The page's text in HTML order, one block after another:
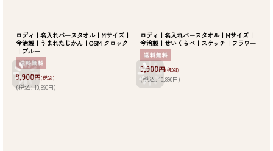
ロディ｜名入れバースタオル｜Mサイズ｜
今治製｜うまれたじかん｜OSM クロック
｜ブルー
9,900円(税別)
(税込: 10,890円)
ロディ｜名入れバースタオル｜Mサイズ｜
今治製｜せいくらべ｜スケッチ｜フラワー
9,900円(税別)
(税込: 10,890円)